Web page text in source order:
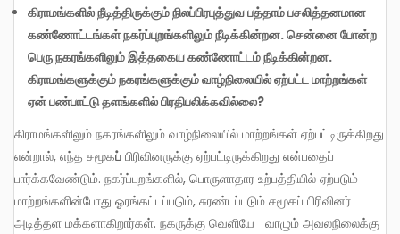
கிராமங்களில்நீடித்திருக்கும்நிலப்பிரபுத்துவபத்தாம்பசலித்தனமான
கண்ணோட்டங்கள்நகர்ப்புறங்களிலும்நீடிக்கின்றன.சென்னைபோன்ற
பெருநகரங்களிலும்இத்தகையகண்ணோட்டம்நீடிக்கின்றன.
கிராமங்களுக்கும்நகரங்களுக்கும்வாழ்நிலையில்ஏற்பட்டமாற்றங்கள்
ஏன்பண்பாட்டுதளங்களில்பிரதிபலிக்கவில்லை?
கிராமங்களிலும் நகரங்களிலும் வாழ்நிலையில் மாற்றங்கள் ஏற்பட்டிருக்கிறது
என்றால், எந்த சமூகப் பிரிவினருக்கு ஏற்பட்டிருக்கிறது என்பதைப்
பார்க்கவேண்டும். நகர்ப்புறங்களில், பொருளாதார உற்பத்தியில் ஏற்படும்
மாற்றங்களின்போது ஓரங்கட்டப்படும், சுரண்டப்படும் சமூகப் பிரிவினர்
அடித்தள மக்களாகிறார்கள். நகருக்கு வெளியே வாழும் அவலநிலைக்கு